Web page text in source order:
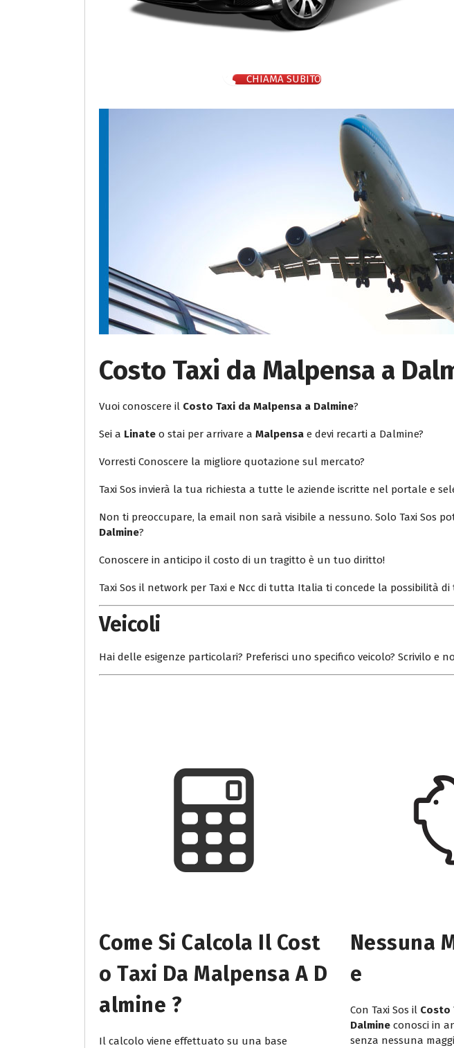
CHIAMA SUBITO
Costo Taxi da Malpensa a
Vuoi conoscere il Costo Taxi da Malpensa a Dalmine?
Sei a Linate o stai per arrivare a Malpensa e devi recarti a Dalmine?
Vorresti Conoscere la migliore quotazione sul mercato?
Taxi Sos invierà la tua richiesta a tutte le aziende iscritte nel portale e
Non ti preoccupare, la email non sarà visibile a nessuno. Solo Taxi Sos
Dalmine?
Conoscere in anticipo il costo di un tragitto è un tuo diritto!
Taxi Sos il network per Taxi e Ncc di tutta Italia ti concede la possibilità
Veicoli
Hai delle esigenze particolari? Preferisci uno specifico veicolo? Scrivilo e
Come Si Calcola Il Cost
O Taxi Da Malpensa A D
Almine ?
Il calcolo viene effettuato su una base
Nessuna
E
Con Taxi Sos il Costo
Dalmine conosci in
senza nessuna